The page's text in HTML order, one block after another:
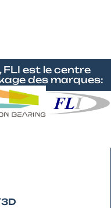
FLI est le centre
des marques: